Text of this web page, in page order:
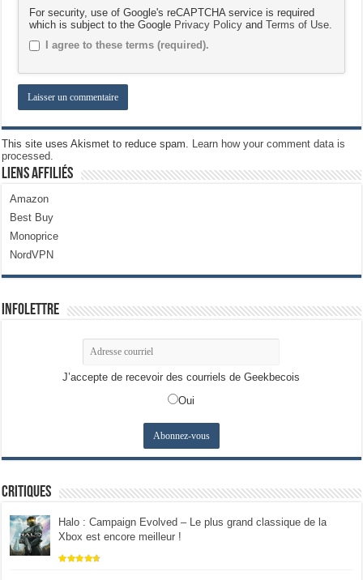
For security, use of Google's reCAPTCHA service is required
which is subject to the Google Privacy Policy andTerms of Use.
I agree to these terms (required).
This site uses Akismet to reduce spam. Learn how your comment data is
processed.
Liens Affiliés
Amazon
Best Buy
Monoprice
NordVPN
Infolettre
J’accepte de recevoir des courriels de Geekbecois
Oui
Critiques
Halo : Campaign Evolved – Le plus grand classique de la
Xbox est encore meilleur !